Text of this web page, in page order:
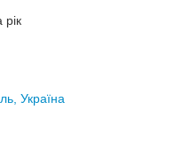
рік
Україна